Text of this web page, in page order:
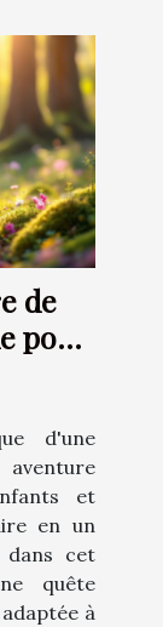
de
pour
d'une
et
en un
dans cet
quête
à